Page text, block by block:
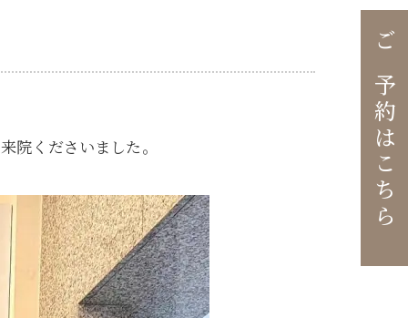
ご予約はこちら
院くださいました。